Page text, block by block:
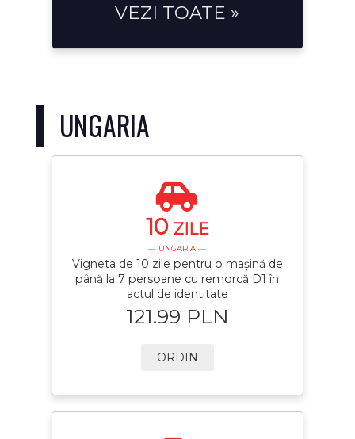
VEZI TOATE »
UNGARIA
10 ZILE
— UNGARIA —
Vigneta de 10 zile pentru o mașină de
până la 7 persoane cu remorcă D1 în
actul de identitate
121.99 PLN
ORDIN